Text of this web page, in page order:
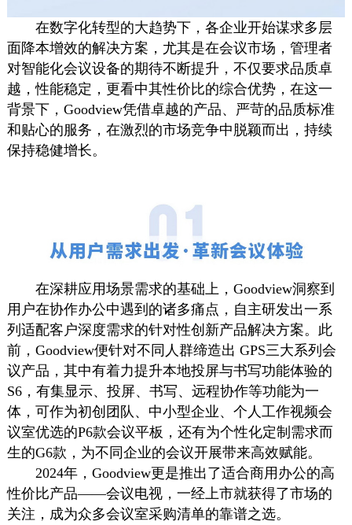
在数字化转型的大趋势下，各企业开始谋求多层
面降本增效的解决方案，尤其是在会议市场，管理者
对智能化会议设备的期待不断提升，不仅要求品质卓
越，性能稳定，更看中其性价比的综合优势，在这一
背景下，Goodview凭借卓越的产品、严苛的品质标准
和贴心的服务，在激烈的市场竞争中脱颖而出，持续
保持稳健增长。
在深耕应用场景需求的基础上，Goodview洞察到
用户在协作办公中遇到的诸多痛点，自主研发出一系
列适配客户深度需求的针对性创新产品解决方案。此
前，Goodview便针对不同人群缔造出 GPS三大系列会
议产品，其中有着力提升本地投屏与书写功能体验的
S6，有集显示、投屏、书写、远程协作等功能为一
体，可作为初创团队、中小型企业、个人工作视频会
议室优选的P6款会议平板，还有为个性化定制需求而
生的G6款，为不同企业的会议开展带来高效赋能。
2024年，Goodview更是推出了适合商用办公的高
性价比产品——会议电视，一经上市就获得了市场的
关注，成为众多会议室采购清单的靠谱之选。